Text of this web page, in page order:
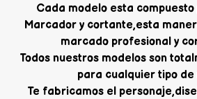
Cada modelo esta
Marcador y cortante,esta
marcado profesional y
Todos nuestros modelos son
para cualquier tipo de
Te fabricamos el